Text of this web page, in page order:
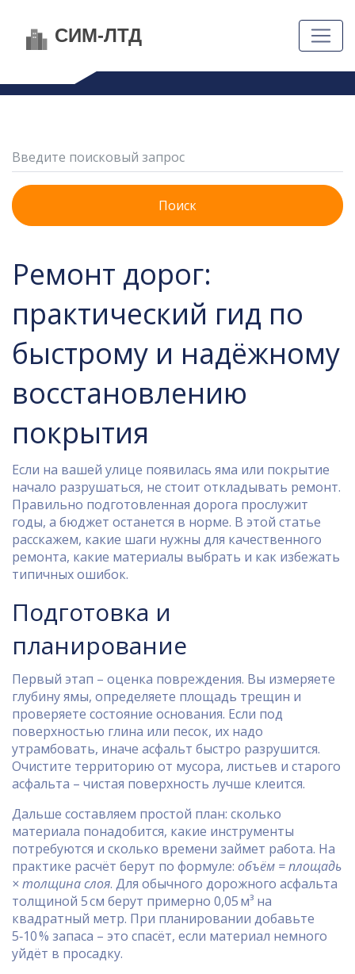
Поиск
Ремонт дорог:
практический гид по
быстрому и надёжному
восстановлению
покрытия
Если на вашей улице появилась яма или покрытие
начало разрушаться, не стоит откладывать ремонт.
Правильно подготовленная дорога прослужит
годы, а бюджет останется в норме. В этой статье
расскажем, какие шаги нужны для качественного
ремонта, какие материалы выбрать и как избежать
типичных ошибок.
Подготовка и
планирование
Первый этап – оценка повреждения. Вы измеряете
глубину ямы, определяете площадь трещин и
проверяете состояние основания. Если под
поверхностью глина или песок, их надо
утрамбовать, иначе асфальт быстро разрушится.
Очистите территорию от мусора, листьев и старого
асфальта – чистая поверхность лучше клеится.
Дальше составляем простой план: сколько
материала понадобится, какие инструменты
потребуются и сколько времени займет работа. На
практике расчёт берут по формуле: объём = площадь
× толщина слоя. Для обычного дорожного асфальта
толщиной 5 см берут примерно 0,05 м³ на
квадратный метр. При планировании добавьте
5‑10 % запаса – это спасёт, если материал немного
уйдёт в просадку.